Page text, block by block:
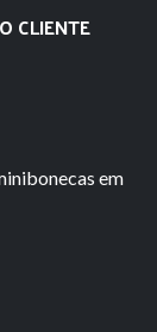
CLIENTE
em